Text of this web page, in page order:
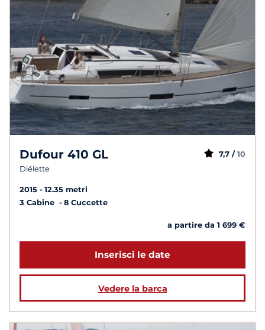
Dufour 410 GL
Diélette
7,7 / 10
2015
12.35 metri
3 Cabine
8 Cuccette
a partire da 1 699 €
Inserisci le date
Vedere la barca